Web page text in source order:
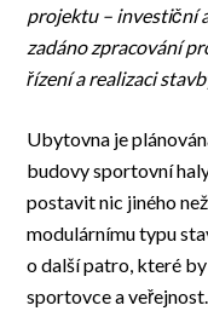
projektu – investiční
zadáno zpracování
řízení a realizaci
Ubytovna je
budovy sportovní
postavit nic jiného
modulárnímu typu
o další patro, které
sportovce a veřejnost.